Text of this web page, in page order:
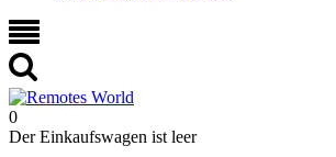
0
Der Einkaufswagen ist leer